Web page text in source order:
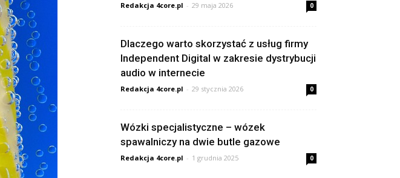
Redakcja 4core.pl - 29 maja 2026 0
Dlaczego warto skorzystać z usług firmy
Independent Digital w zakresie dystrybucji
audio w internecie
Redakcja 4core.pl - 29 stycznia 2026 0
Wózki specjalistyczne – wózek
spawalniczy na dwie butle gazowe
Redakcja 4core.pl - 1 grudnia 2025 0